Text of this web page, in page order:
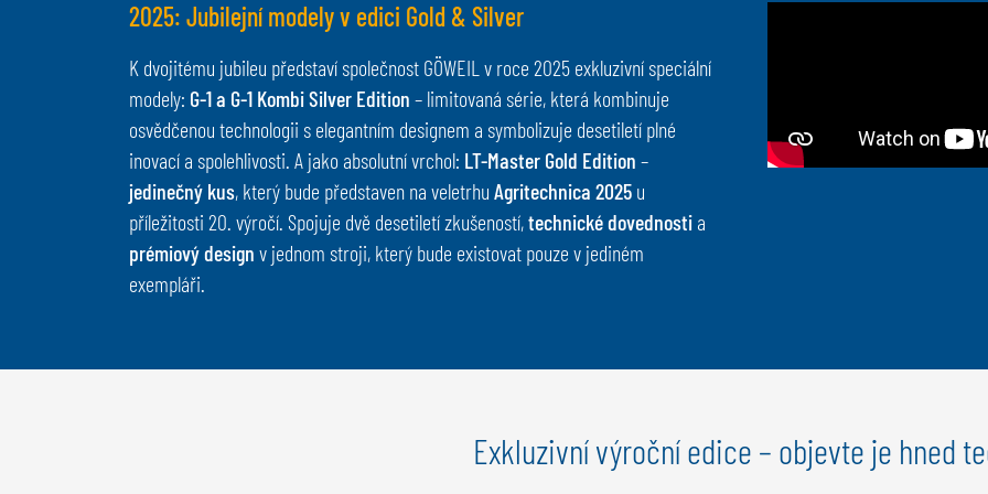
2025: Jubilejní modely v edici Gold & Silver
K dvojitému jubileu představí společnost GÖWEIL v roce 2025 exkluzivní speciální
modely: G-1 a G-1 Kombi Silver Edition – limitovaná série, která kombinuje
osvědčenou technologii s elegantním designem a symbolizuje desetiletí plné
inovací a spolehlivosti. A jako absolutní vrchol: LT-Master Gold Edition –
jedinečný kus, který bude představen na veletrhu Agritechnica 2025 u
příležitosti 20. výročí. Spojuje dvě desetiletí zkušeností,technické dovednosti a
prémiový design v jednom stroji, který bude existovat pouze v jediném
exempláři.
Exkluzivní výroční edice – objevte je hned